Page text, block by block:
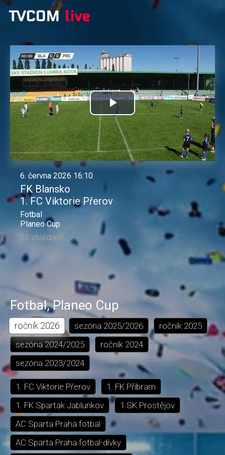
Přehrát
video
6. června 2026 16:10
FK Blansko
1. FC Viktorie Přerov
Fotbal
Planeo Cup
33 zhlédnutí
Fotbal,Planeo Cup
ročník 2026 sezóna 2025/2026 ročník 2025
sezóna 2024/2025 ročník 2024
sezóna 2023/2024
1. FC Viktorie Přerov
1. FK Příbram
1. FK Spartak Jablunkov
1.SK Prostějov
AC Sparta Praha fotbal
AC Sparta Praha fotbal-dívky